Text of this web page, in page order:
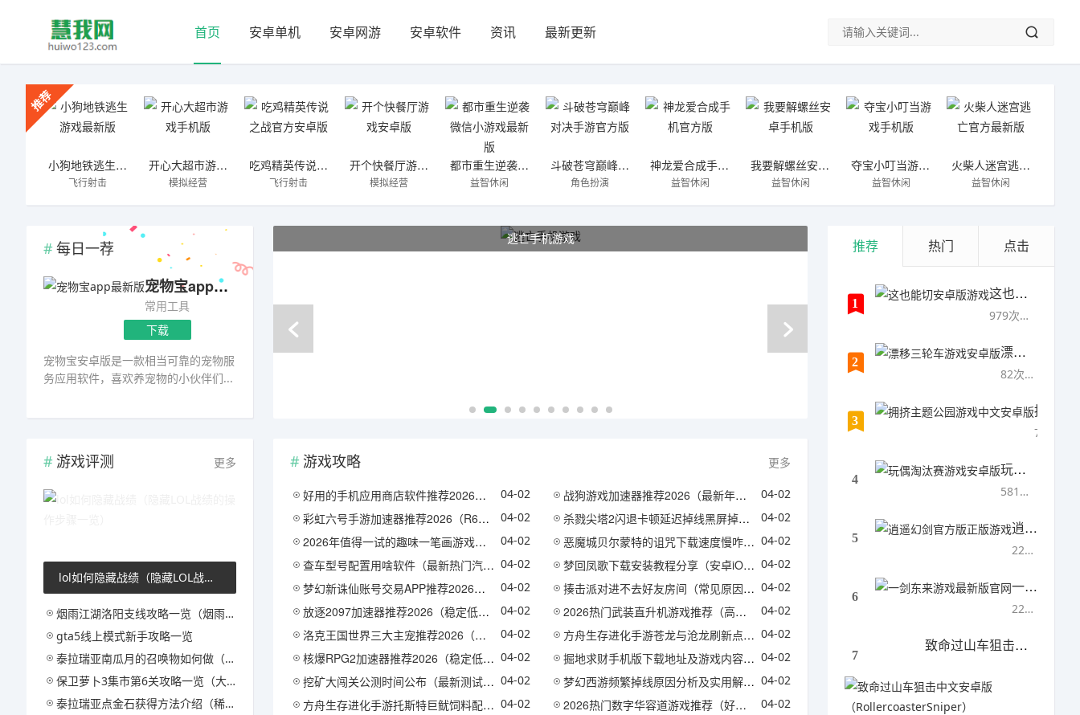
首页 安卓单机 安卓网游 安卓软件 资讯 最新更新
推荐
小狗地铁逃生游戏最新版
飞行射击
开心大超市游戏手机版
模拟经营
吃鸡精英传说之战官方安卓版
飞行射击
开个快餐厅游戏安卓版
模拟经营
都市重生逆袭微信小游戏最新版
益智休闲
斗破苍穹巅峰对决手游官方版
角色扮演
神龙爱合成手机官方版
益智休闲
我要解螺丝安卓手机版
益智休闲
夺宝小叮当游戏手机版
益智休闲
火柴人迷宫逃亡官方最新版
益智休闲
推荐 热门 点击
1
这也能切安卓版游戏
979次下载
2
漂移三轮车游戏安卓版
82次下载
3
4
玩偶淘汰赛游戏安卓版
581次下载
5
逍遥幻剑官方版正版游戏
220次下载
6
一剑东来游戏最新版官网
222次下载
7
致命过山车狙击中文安卓版（RollercoasterSniper）
逃亡手机游戏
游戏攻略 更多
好用的手机应用商店软件推荐2026（安卓iOS用户必备下载工具） 04-02 战狗游戏加速器推荐2026（最新年稳定流畅的加速工具对比） 04-02
彩虹六号手游加速器推荐2026（R6手游是否需要加速器及实用工具对比） 04-02 杀戮尖塔2闪退卡顿延迟掉线黑屏掉帧问题全面解决方案） 04-02
2026年值得一试的趣味一笔画游戏推荐） 04-02 恶魔城贝尔蒙特的诅咒下载速度慢咋办（实用解决方法汇总） 04-02
查车型号配置用啥软件（最新热门汽车配置查询工具推荐2026） 04-02 梦回凤歌下载安装教程分享（安卓iOS正版资源获得方法一览） 04-02
梦幻新诛仙账号交易APP推荐2026（安全可靠的账号交易平台汇总） 04-02 揍击派对进不去好友房间（常见原因及详细解决方法一览） 04-02
放逐2097加速器推荐2026（稳定低延迟的实用加速工具对比） 04-02 2026热门武装直升机游戏推荐（高口碑硬核飞行射击游戏合集分享） 04-02
洛克王国世界三大主宠推荐2026（高人气高实用性宠物选择指南） 04-02 方舟生存进化手游苍龙与沧龙刷新点具体位置介绍） 04-02
核爆RPG2加速器推荐2026（稳定低延迟的实用工具对比） 04-02 掘地求财手机版下载地址及游戏内容详细一览） 04-02
挖矿大闯关公测时间公布（最新测试开放日期介绍） 04-02 梦幻西游频繁掉线原因分析及实用解决方法一览） 04-02
方舟生存进化手游托斯特巨鱿饲料配方与驯养全攻略一览） 04-02 2026热门数字华容道游戏推荐（好玩又烧脑的华容道益智手游合集分享） 04-02
每日一荐
宠物宝app最新版
常用工具
下载
宠物宝安卓版是一款相当可靠的宠物服
务应用软件，喜欢养宠物的小伙伴们...
游戏评测 更多
lol如何隐藏战绩（隐藏LOL战绩的操作步骤一览）
烟雨江湖洛阳支线攻略一览（烟雨江湖洛阳支线任务解析攻略一览）
gta5线上模式新手攻略一览
泰拉瑞亚南瓜月的召唤物如何做（泰拉瑞亚南瓜怎样获取）
保卫萝卜3集市第6关攻略一览（大神亲授高分通关技巧攻略）
泰拉瑞亚点金石获得方法介绍（稀有材料获取攻略一览）